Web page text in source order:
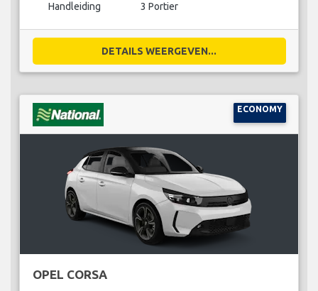
Handleiding 3 Portier
DETAILS WEERGEVEN...
ECONOMY
OPEL CORSA